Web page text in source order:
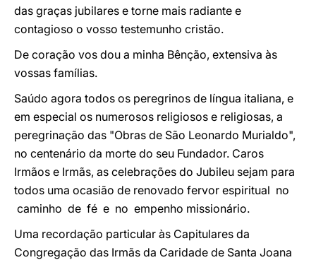
das graças jubilares e torne mais radiante e
contagioso o vosso testemunho cristão.
De coração vos dou a minha Bênção, extensiva às
vossas famílias.
Saúdo agora todos os peregrinos de língua italiana, e
em especial os numerosos religiosos e religiosas, a
peregrinação das "Obras de São Leonardo Murialdo",
no centenário da morte do seu Fundador. Caros
Irmãos e Irmãs, as celebrações do Jubileu sejam para
todos uma ocasião de renovado fervor espiritual no
caminho de fé e no empenho missionário.
Uma recordação particular às Capitulares da
Congregação das Irmãs da Caridade de Santa Joana